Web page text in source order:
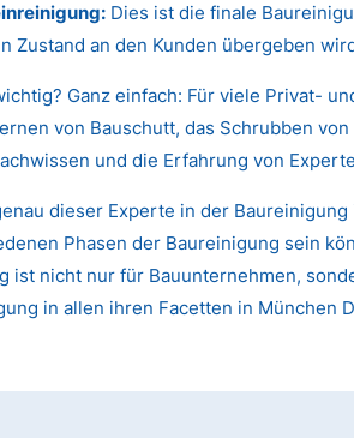
Dies ist die finale
Zustand an den Kunden übergeben
Ganz einfach: Für viele Privat-
von Bauschutt, das Schrubben
und die Erfahrung von
dieser Experte in der
Phasen der Baureinigung sein
ist nicht nur für Bauunternehmen,
in allen ihren Facetten in München